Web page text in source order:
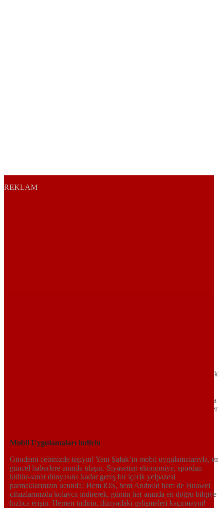
REKLAM
Tarafsız, dinamik ve derinlemesine habercilik anlayışıyla Yeni
bir yelpazede sunduğu haberlerle, hem Türkiye’de hem de dünyada
neler olup bittiğini anında öğrenin. Dijital platformlarıyla her an, her
Mobil Uygulamaları indirin
Gündemi cebinizde taşıyın! Yeni Şafak’ın mobil uygulamalarıyla,
güncel haberlere anında ulaşın. Siyasetten ekonomiye, spordan
kültür-sanat dünyasına kadar geniş bir içerik yelpazesi
parmaklarınızın ucunda! Hem iOS, hem Android hem de Huawei
cihazlarınızda kolayca indirerek, günün her anında en doğru bilgiye
hızlıca erişin. Hemen indirin, dünyadaki gelişmeleri kaçırmayın!